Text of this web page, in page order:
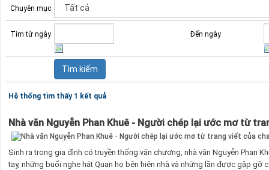
Chuyên mục
Tìm từ ngày Đến ngày
Hệ thống tìm thấy 1 kết quả
Nhà văn Nguyễn Phan Khuê - Người chép lại ước mơ từ
Sinh ra trong gia đình có truyền thống văn chương, nhà văn Nguyễn Phan
tay, những buổi nghe hát Quan họ bên hiên nhà và những lần được gặp gỡ